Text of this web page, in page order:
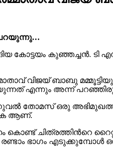
പറയുന്നു…
കോട്ടയം കുഞ്ഞച്ചൻ.
വിജയ് ബാബു
എന്നും അന്ന്
തോമസ് ഒരു
ആണ്.
കൊണ്ട് ചിത്രത്തിന്‍റെ
ഭാഗം എടുക്കുമ്പോൾ